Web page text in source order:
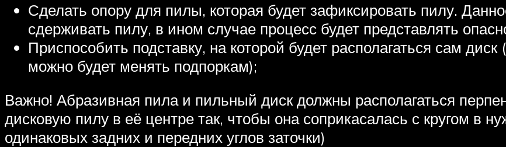
Сделать опору для пилы, которая будет зафиксировать пилу.
сдерживать пилу, в ином случае процесс будет представлять
Приспособить подставку, на которой будет располагаться сам
можно будет менять подпоркам);
Важно! Абразивная пила и пильный диск должны располагаться
дисковую пилу в её центре так, чтобы она соприкасалась с кругом в
одинаковых задних и передних углов заточки)